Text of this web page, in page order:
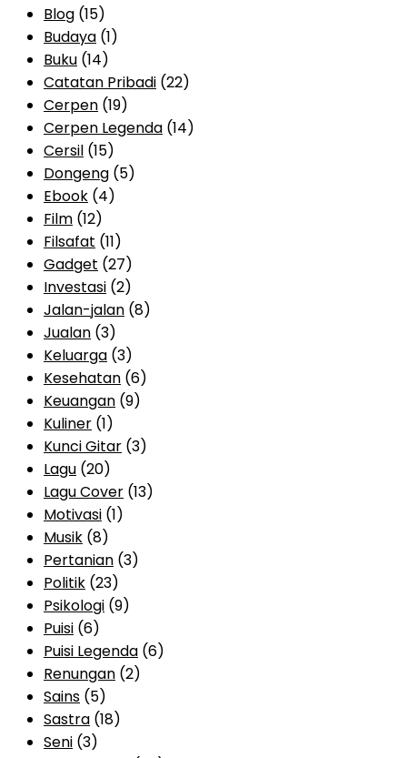
Blog (15)
Budaya (1)
Buku (14)
Catatan Pribadi (22)
Cerpen (19)
Cerpen Legenda (14)
Cersil (15)
Dongeng (5)
Ebook (4)
Film (12)
Filsafat (11)
Gadget (27)
Investasi (2)
Jalan-jalan (8)
Jualan (3)
Keluarga (3)
Kesehatan (6)
Keuangan (9)
Kuliner (1)
Kunci Gitar (3)
Lagu (20)
Lagu Cover (13)
Motivasi (1)
Musik (8)
Pertanian (3)
Politik (23)
Psikologi (9)
Puisi (6)
Puisi Legenda (6)
Renungan (2)
Sains (5)
Sastra (18)
Seni (3)